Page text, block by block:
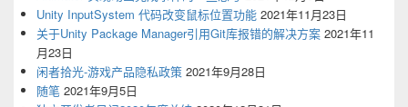
Unity InputSystem 代码改变鼠标位置功能 2021年11月23日
关于Unity Package Manager引用Git库报错的解决方案 2021年11
月23日
闲者拾光-游戏产品隐私政策 2021年9月28日
随笔 2021年9月5日